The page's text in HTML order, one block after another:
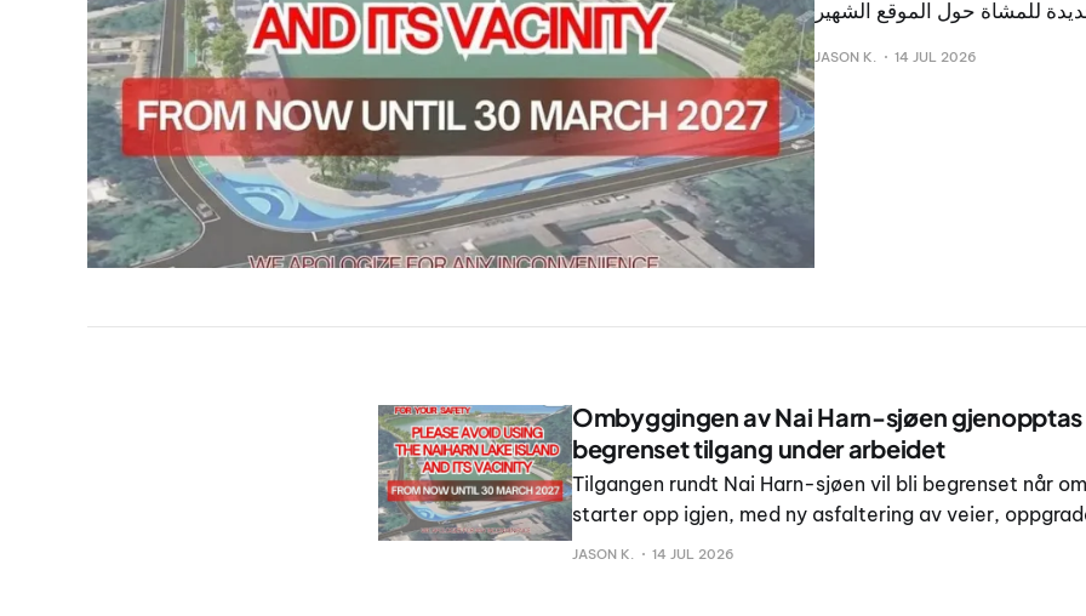
JASON K. 14 JUL 2026
Ombyggingen av Nai Harn-sjøen
begrenset tilgang under arbeidet
Tilgangen rundt Nai Harn-sjøen vil bli begrenset når
starter opp igjen, med ny asfaltering av veier,
drenering og nye gangveier planlagt rundt det
JASON K. 14 JUL 2026